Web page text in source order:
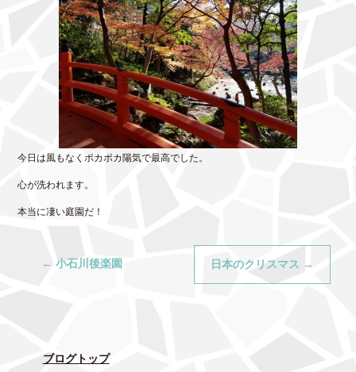
今日は風もなくポカポカ陽気で最高でした。
心が洗われます。
本当に凄い庭園だ！
← 小石川後楽園 日本のクリスマス →
ブログトップ